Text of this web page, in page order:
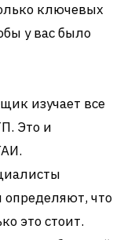
ключевых
у вас было
изучает все
Это и
что
это стоит.